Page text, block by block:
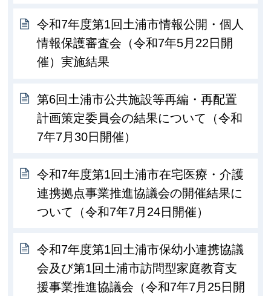
令和7年度第1回土浦市情報公開・個人
情報保護審査会（令和7年5月22日開
催）実施結果
第6回土浦市公共施設等再編・再配置
計画策定委員会の結果について（令和
7年7月30日開催）
令和7年度第1回土浦市在宅医療・介護
連携拠点事業推進協議会の開催結果に
ついて（令和7年7月24日開催）
令和7年度第1回土浦市保幼小連携協議
会及び第1回土浦市訪問型家庭教育支
援事業推進協議会（令和7年7月25日開